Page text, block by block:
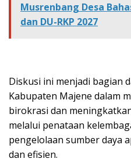
Musrenbang Desa
dan DU-RKP 2027
Diskusi ini menjadi bagian
Kabupaten Majene dalam
birokrasi dan
melalui penataan
pengelolaan sumber daya
dan efisien.